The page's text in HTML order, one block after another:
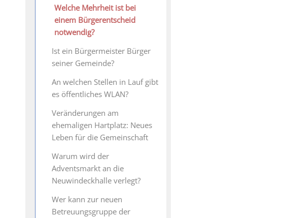
Welche Mehrheit ist bei
einem Bürgerentscheid
notwendig?
Ist ein Bürgermeister Bürger
seiner Gemeinde?
An welchen Stellen in Lauf gibt
es öffentliches WLAN?
Veränderungen am
ehemaligen Hartplatz: Neues
Leben für die Gemeinschaft
Warum wird der
Adventsmarkt an die
Neuwindeckhalle verlegt?
Wer kann zur neuen
Betreuungsgruppe der